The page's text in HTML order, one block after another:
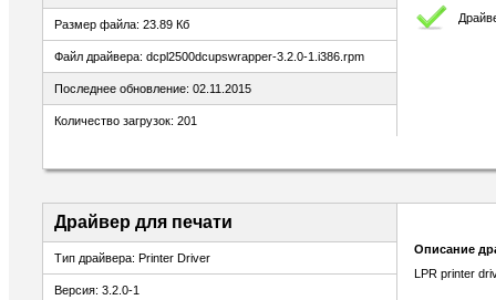
Размер файла: 23.89 Кб
Файл драйвера: dcpl2500dcupswrapper-3.2.0-1.i386.rpm
Последнее обновление: 02.11.2015
Количество загрузок: 201
Драйвер для печати
Тип драйвера: Printer Driver
Версия: 3.2.0-1
Описание
LPR printer